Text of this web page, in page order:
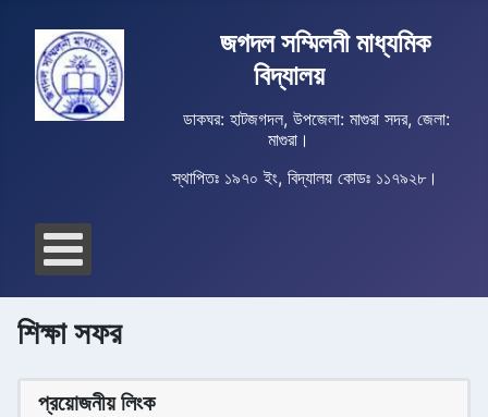
জগদল সম্মিলনী মাধ্যমিক
বিদ্যালয়
ডাকঘর: হাটজগদল, উপজেলা: মাগুরা সদর, জেলা:
মাগুরা।
স্থাপিতঃ ১৯৭০ ইং, বিদ্যালয় কোডঃ ১১৭৯২৮।
শিক্ষা সফর
প্রয়োজনীয় লিংক